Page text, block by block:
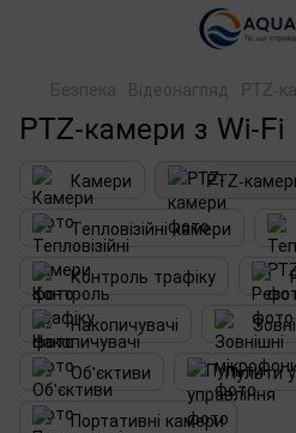
Безпека Відеонагляд PTZ-
PTZ-камери з Wi-Fi
Камери
PTZ-
Тепловізійні камери
Контроль трафіку
Накопичувачі
Об'єктиви
Пульти
Портативні камери